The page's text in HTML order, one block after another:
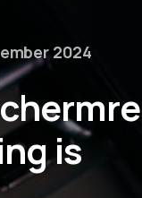
2024
is